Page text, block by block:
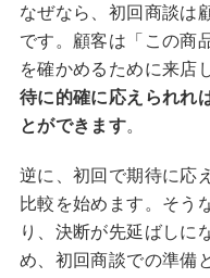
なぜなら、初回商談は
です。顧客は「この商
を確かめるために来店
待に的確に応えられれ
とができます。
逆に、初回で期待に応
比較を始めます。そう
り、決断が先延ばしに
め、初回商談での準備